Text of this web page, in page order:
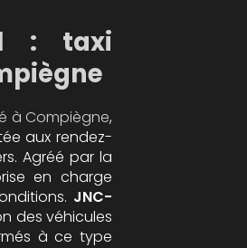
: taxi
à Compiègne,
aux rendez-
Agréé par la
en charge
JNC-
des véhicules
à ce type